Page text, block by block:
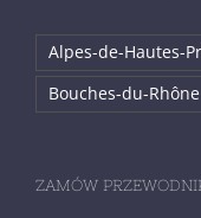
Alpes-de-Hautes-
Bouches-du-Rhône
ZAMÓW